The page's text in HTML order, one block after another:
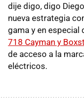
dije digo, digo
nueva estrategia
gama y en
718 Cayman y
de acceso a la
eléctricos.